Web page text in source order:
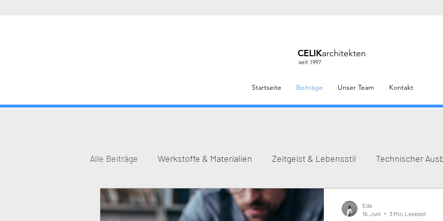
CELIKarchitekten
seit 1997
Startseite Beiträge Unser Team Kontakt
Alle Beiträge Werkstoffe & Materialien Zeitgeist & Lebensstil Technischer
Eda
16. Juni
3 Min. Lesezeit